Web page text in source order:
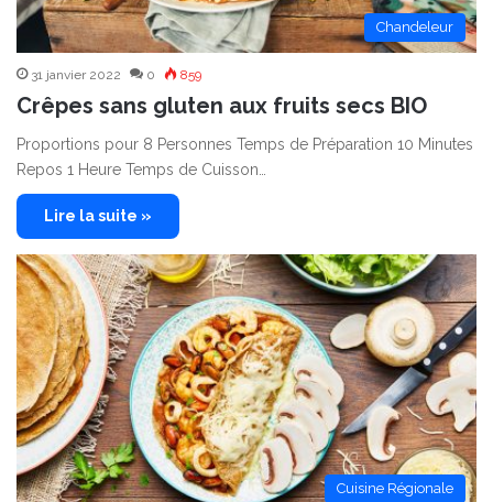
Chandeleur
31 janvier 2022 0 859
Crêpes sans gluten aux fruits secs BIO
Proportions pour 8 Personnes Temps de Préparation 10 Minutes
Repos 1 Heure Temps de Cuisson…
Lire la suite »
Cuisine Régionale